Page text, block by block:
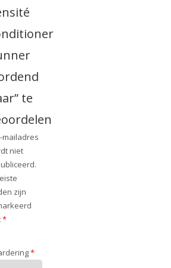
te
mailadres
niet
zijn
*
*